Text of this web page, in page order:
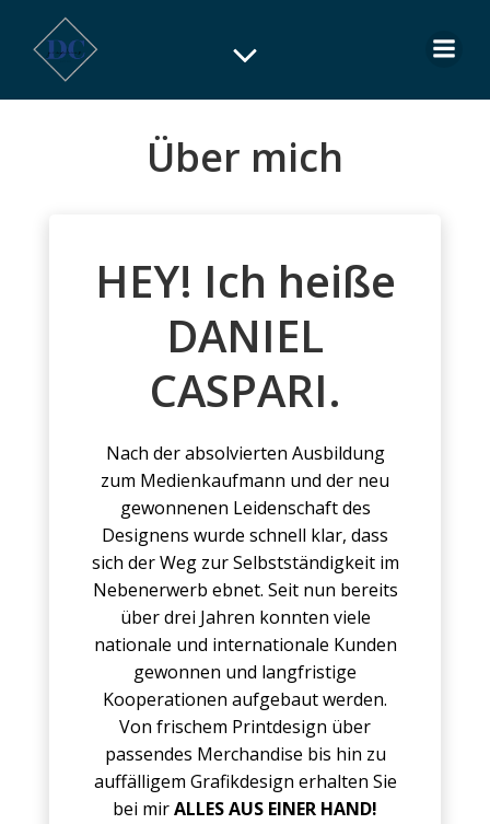
springen
Über mich
HEY! Ich heiße
DANIEL
CASPARI.
Nach der absolvierten Ausbildung
zum Medienkaufmann und der neu
gewonnenen Leidenschaft des
Designens wurde schnell klar, dass
sich der Weg zur Selbstständigkeit im
Nebenerwerb ebnet. Seit nun bereits
über drei Jahren konnten viele
nationale und internationale Kunden
gewonnen und langfristige
Kooperationen aufgebaut werden.
Von frischem Printdesign über
passendes Merchandise bis hin zu
auffälligem Grafikdesign erhalten Sie
bei mirALLES AUS EINER HAND!